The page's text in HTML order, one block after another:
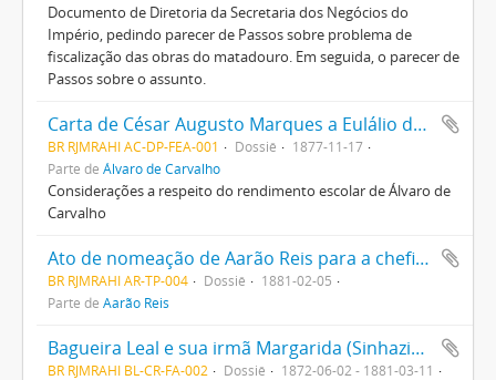
Documento de Diretoria da Secretaria dos Negócios do
Império, pedindo parecer de Passos sobre problema de
fiscalização das obras do matadouro. Em seguida, o parecer de
Passos sobre o assunto.
Carta de César Augusto Marques a Eulálio da Costa
BR RJMRAHI AC-DP-FEA-001 Dossiê
1877-11-17
Parte de Álvaro de Carvalho
Considerações a respeito do rendimento escolar de Álvaro de
Carvalho
Ato de nomeação de Aarão Reis para a chefia interina do serviço telegráfico da Estrada de Ferro D. Pedro II assinado por M. Buarque de Macedo
BR RJMRAHI AR-TP-004 Dossiê
1881-02-05
Parte de Aarão Reis
Bagueira Leal e sua irmã Margarida (Sinhazinha)
BR RJMRAHI BL-CR-FA-002 Dossiê
1872-06-02 - 1881-03-11